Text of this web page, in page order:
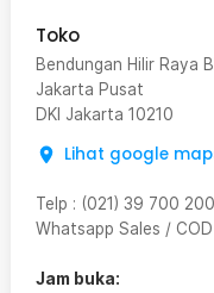
Toko
Bendungan Hilir Raya
Jakarta Pusat
DKI Jakarta 10210
Lihat google
Telp : (021) 39 700 200
Whatsapp Sales / COD
Jam buka: